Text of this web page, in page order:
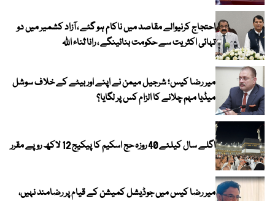
احتجاج کرنیوالے مقاصد میں ناکام ہو گئے ، آزاد کشمیر میں دو
تہائی اکثریت سے حکومت بنائینگے ، رانا ثناء اللہ
میر رضا کیس؛ شرجیل میمن نے اپنے اور بیٹے کے خلاف سوشل
میڈیا مہم چلانے کا الزام کس پر لگایا؟
اگلے سال کیلئے 40 روزہ حج اسکیم کا پیکیج 12 لاکھ روپے مقرر
میر رضا کیس میں جوڈیشل کمیشن کے قیام پر رضامند نہیں،